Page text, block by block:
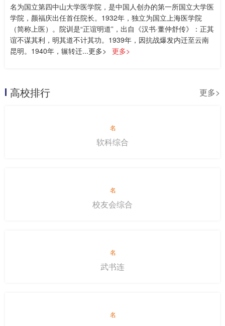
名为国立第四中山大学医学院，是中国人创办的第一所国立大学医
学院，颜福庆出任首任院长。1932年，独立为国立上海医学院
（简称上医）。院训是“正谊明道”，出自《汉书·董仲舒传》：正其
谊不谋其利，明其道不计其功。1939年，因抗战爆发内迁至云南
昆明。1940年，辗转迁...更多> 更多>
高校排行 更多>
名
软科综合
名
校友会综合
名
武书连
名